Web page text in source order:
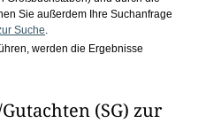
Sie außerdem Ihre Suchanfrage
Suche
werden die Ergebnisse
(SG) zur